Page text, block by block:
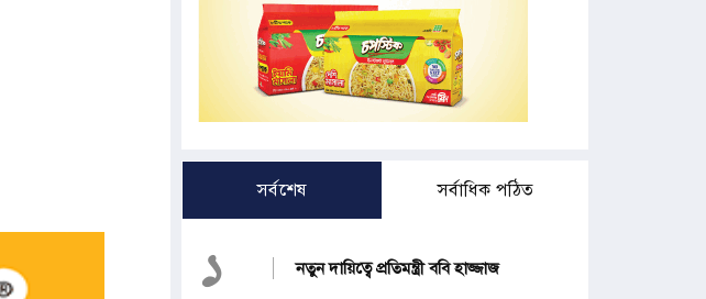
সর্বশেষ সর্বাধিক পঠিত
১ নতুন দায়িত্বে প্রতিমন্ত্রী ববি হাজ্জাজ